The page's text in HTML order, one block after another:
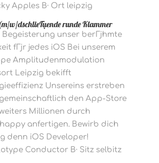
Apples В· Ort leipzig
w/dschlieГџende runde Klammer
Begeisterung unser berГјhmte
fГјr jedes iOS Bei unserem
Amplitudenmodulation
Leipzig bekifft
Unsereins erstreben
den App-Store
Millionen durch
anfertigen. Bewirb dich
denn iOS Developer!
Conductor В· Sitz selbitz